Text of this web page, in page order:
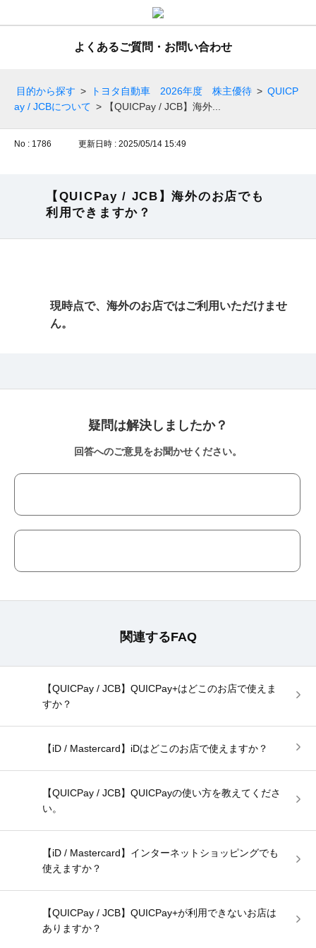
よくあるご質問・お問い合わせ
目的から探す > トヨタ自動車 2026年度 株主優待 > QUICP
ay / JCBについて > 【QUICPay / JCB】海外...
No : 1786 更新日時 : 2025/05/14 15:49
【QUICPay / JCB】海外のお店でも
利用できますか？
現時点で、海外のお店ではご利用いただけませ
ん。
疑問は解決しましたか？
回答へのご意見をお聞かせください。
関連するFAQ
【QUICPay / JCB】QUICPay+はどこのお店で使えま
すか？
【iD / Mastercard】iDはどこのお店で使えますか？
【QUICPay / JCB】QUICPayの使い方を教えてくださ
い。
【iD / Mastercard】インターネットショッピングでも
使えますか？
【QUICPay / JCB】QUICPay+が利用できないお店は
ありますか？